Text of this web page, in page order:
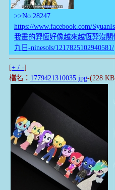
>>No.28247
https://www.facebook.com/
我畫的羿恆好像越來越恆羿沒
九日-ninesols/1217825102940581/
[+ / -]
檔名： 1779421310035.jpg-(228